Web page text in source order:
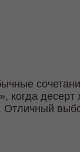
когда десерт
Отличный